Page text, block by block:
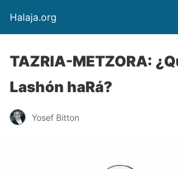
Halaja.org
TAZRIA-METZORA:
Lashón haRá?
Yosef Bitton